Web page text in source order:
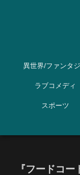
異世界/ファンタ
ラブコメディ
スポーツ
『フードコ